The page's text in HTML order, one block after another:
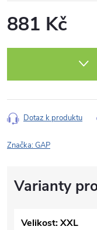
881 Kč
Dotaz k produktu
Značka:GAP
Velikost: XXL